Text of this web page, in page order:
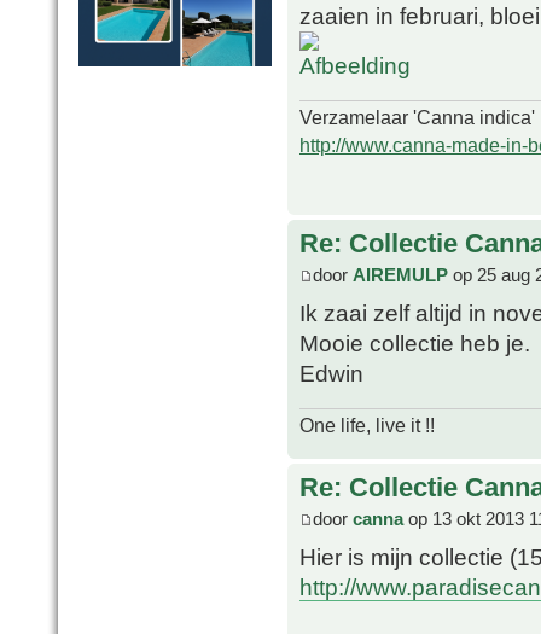
zaaien in februari,
Verzamelaar 'Canna indica'
http://www.canna-made-in-
Re: Collectie
door AIREMULP op 25 aug
Ik zaai zelf altijd in
Mooie collectie heb je.
Edwin
One life, live it !!
Re: Collectie
door cannaop 13 okt 2013
Hier is mijn collectie
http://